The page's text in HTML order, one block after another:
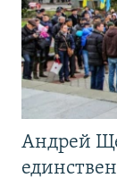
Андрей